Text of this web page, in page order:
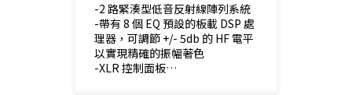
-2 路緊湊型低音反射線陣列系統
-帶有 8 個 EQ 預設的板載 DSP 處
理器，可調節 +/- 5db 的 HF 電平
以實現精確的振幅著色
-XLR 控制面板